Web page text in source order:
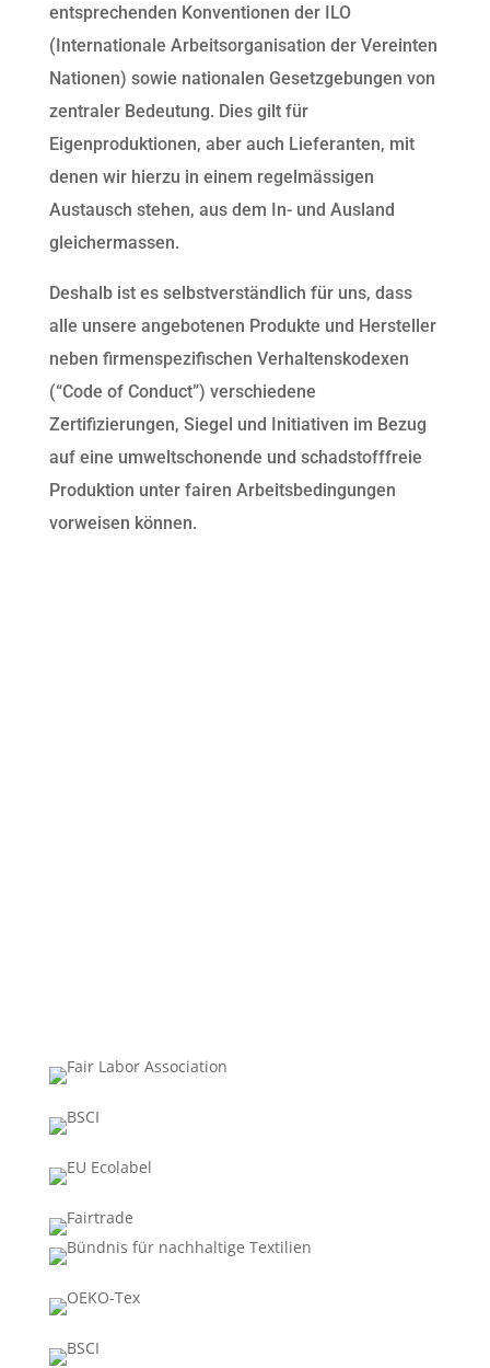
entsprechenden Konventionen der ILO
(Internationale Arbeitsorganisation der Vereinten
Nationen) sowie nationalen Gesetzgebungen von
zentraler Bedeutung. Dies gilt für
Eigenproduktionen, aber auch Lieferanten, mit
denen wir hierzu in einem regelmässigen
Austausch stehen, aus dem In- und Ausland
gleichermassen.
Deshalb ist es selbstverständlich für uns, dass
alle unsere angebotenen Produkte und Hersteller
neben firmenspezifischen Verhaltenskodexen
(“Code of Conduct”) verschiedene
Zertifizierungen, Siegel und Initiativen im Bezug
auf eine umweltschonende und schadstofffreie
Produktion unter fairen Arbeitsbedingungen
vorweisen können.